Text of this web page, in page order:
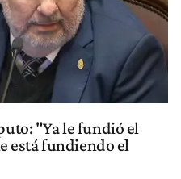
"Ya le fundió el
está fundiendo el